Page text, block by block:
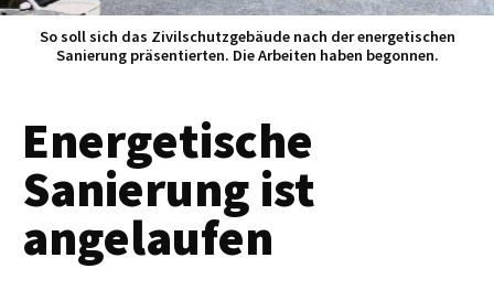
So soll sich das Zivilschutzgebäude nach der energetischen
Sanierung präsentierten. Die Arbeiten haben begonnen.
Energetische
Sanierung ist
angelaufen